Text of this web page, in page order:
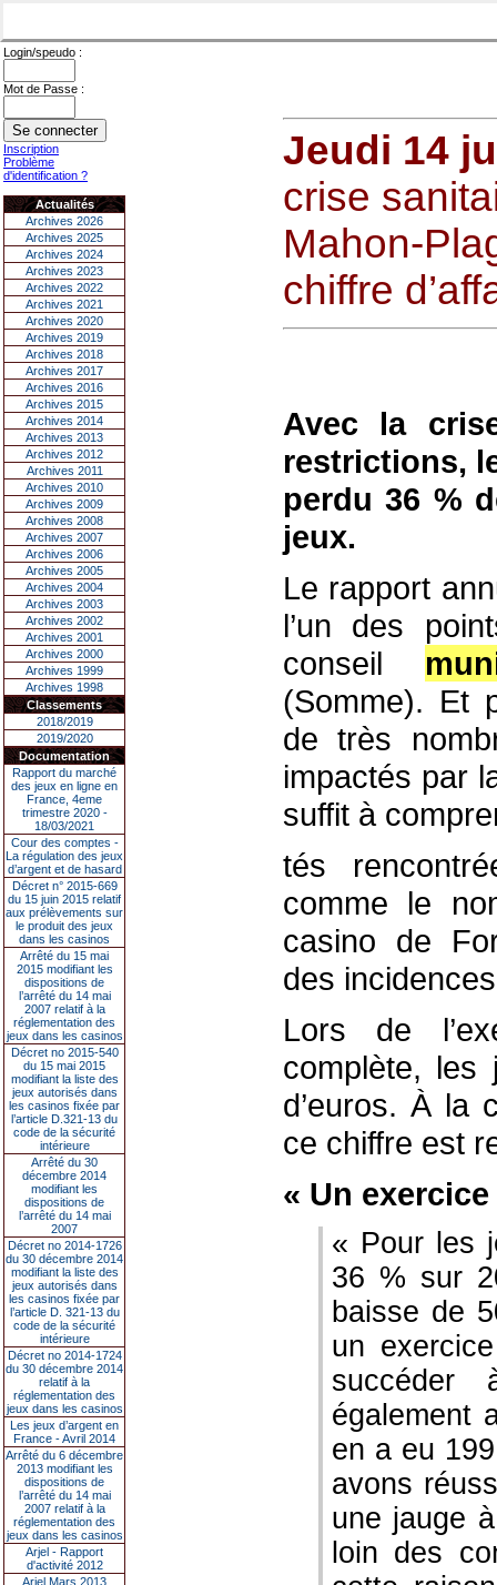
Login/speudo :
Mot de Passe :
Inscription
Problème
d'identification ?
Actualités
Archives 2026
Archives 2025
Archives 2024
Archives 2023
Archives 2022
Archives 2021
Archives 2020
Archives 2019
Archives 2018
Archives 2017
Archives 2016
Archives 2015
Archives 2014
Archives 2013
Archives 2012
Archives 2011
Archives 2010
Archives 2009
Archives 2008
Archives 2007
Archives 2006
Archives 2005
Archives 2004
Archives 2003
Archives 2002
Archives 2001
Archives 2000
Archives 1999
Archives 1998
Classements
2018/2019
2019/2020
Documentation
Rapport du marché
des jeux en ligne en
France, 4eme
trimestre 2020 -
18/03/2021
Cour des comptes -
La régulation des jeux
d’argent et de hasard
Décret n° 2015-669
du 15 juin 2015 relatif
aux prélèvements sur
le produit des jeux
dans les casinos
Arrêté du 15 mai
2015 modifiant les
dispositions de
l’arrêté du 14 mai
2007 relatif à la
réglementation des
jeux dans les casinos
Décret no 2015-540
du 15 mai 2015
modifiant la liste des
jeux autorisés dans
les casinos fixée par
l’article D.321-13 du
code de la sécurité
intérieure
Arrêté du 30
décembre 2014
modifiant les
dispositions de
l’arrêté du 14 mai
2007
Décret no 2014-1726
du 30 décembre 2014
modifiant la liste des
jeux autorisés dans
les casinos fixée par
l’article D. 321-13 du
code de la sécurité
intérieure
Décret no 2014-1724
du 30 décembre 2014
relatif à la
réglementation des
jeux dans les casinos
Les jeux d’argent en
France - Avril 2014
Arrêté du 6 décembre
2013 modifiant les
dispositions de
l’arrêté du 14 mai
2007 relatif à la
réglementation des
jeux dans les casinos
Arjel - Rapport
d'activité 2012
Arjel Mars 2013
Jeudi 14
crise
Mahon-
chiffre
Avec la
restrictions,
perdu 36 %
jeux.
Le rapport
l’un des
conseil
(Somme). Et
de très
impactés par
suffit à
tés
comme le
casino de
des
Lors de
complète, les
d’euros. À la
ce chiffre est
« Un
« Pour les
36 % sur
baisse de
un
succéder
également
en a eu
avons
une jauge
loin des